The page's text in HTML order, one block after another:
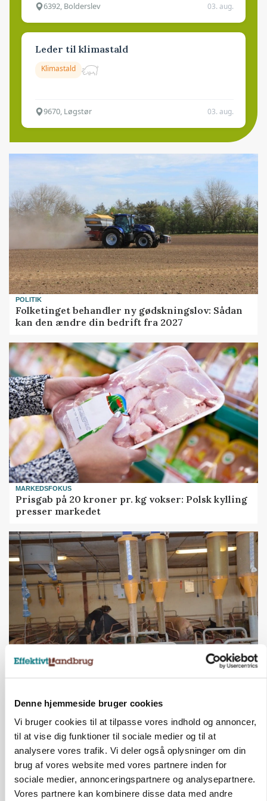
Denne hjemmeside bruger cookies
Vi bruger cookies til at tilpasse vores indhold og annoncer,
til at vise dig funktioner til sociale medier og til at
analysere vores trafik. Vi deler også oplysninger om din
brug af vores website med vores partnere inden for
sociale medier, annonceringspartnere og analysepartnere.
Vores partnere kan kombinere disse data med andre
6392, Bolderslev 03. aug.
Leder til klimastald
Klimastald
9670, Løgstør 03. aug.
POLITIK
Folketinget behandler ny gødskningslov: Sådan
kan den ændre din bedrift fra 2027
MARKEDSFOKUS
Prisgab på 20 kroner pr. kg vokser: Polsk kylling
presser markedet
GRISE
store besparelser
Annonce
Loading...